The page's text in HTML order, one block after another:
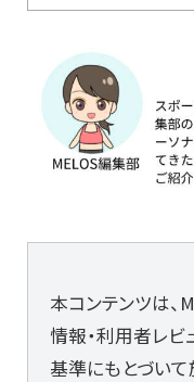
本コンテンツは
情報・利用者レ
基準にもとづいて